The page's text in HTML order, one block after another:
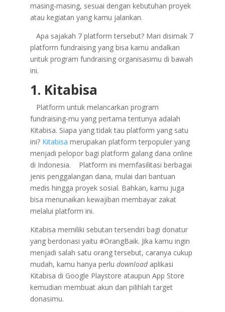
masing-masing, sesuai dengan kebutuhan proyek
atau kegiatan yang kamu jalankan.
Apa sajakah 7 platform tersebut? Mari disimak 7
platform fundraising yang bisa kamu andalkan
untuk program fundraising organisasimu di bawah
ini.
1. Kitabisa
Platform untuk melancarkan program
fundraising-mu yang pertama tentunya adalah
Kitabisa. Siapa yang tidak tau platform yang satu
ini?Kitabisa merupakan platform terpopuler yang
menjadi pelopor bagi platform galang dana online
di Indonesia. Platform ini memfasilitasi berbagai
jenis penggalangan dana, mulai dari bantuan
medis hingga proyek sosial. Bahkan, kamu juga
bisa menunaikan kewajiban membayar zakat
melalui platform ini.
Kitabisa memiliki sebutan tersendiri bagi donatur
yang berdonasi yaitu #OrangBaik. Jika kamu ingin
menjadi salah satu orang tersebut, caranya cukup
mudah, kamu hanya perlu downloadaplikasi
Kitabisa di Google Playstore ataupun App Store
kemudian membuat akun dan pilihlah target
donasimu.